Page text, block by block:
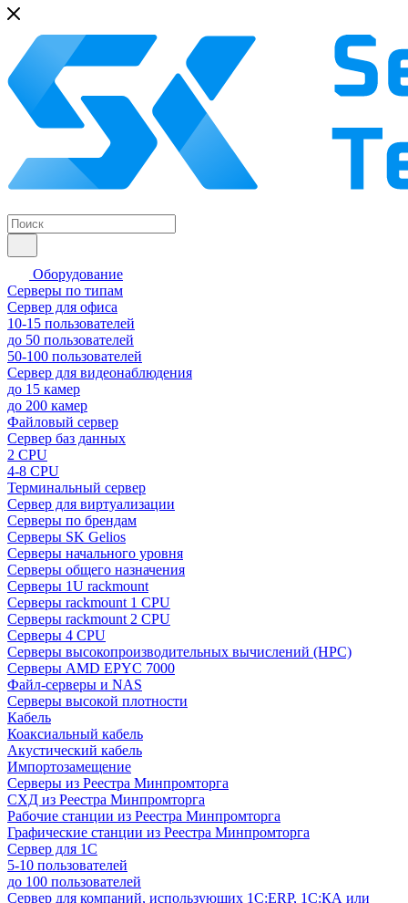
Оборудование
Серверы по типам
Сервер для офиса
10-15 пользователей
до 50 пользователей
50-100 пользователей
Сервер для видеонаблюдения
до 15 камер
до 200 камер
Файловый сервер
Сервер баз данных
2 CPU
4-8 CPU
Терминальный сервер
Сервер для виртуализации
Серверы по брендам
Серверы SK Gelios
Серверы начального уровня
Серверы общего назначения
Серверы 1U rackmount
Серверы rackmount 1 CPU
Серверы rackmount 2 CPU
Серверы 4 CPU
Серверы высокопроизводительных вычислений (HPC)
Серверы AMD EPYC 7000
Файл-серверы и NAS
Серверы высокой плотности
Кабель
Коаксиальный кабель
Акустический кабель
Импортозамещение
Серверы из Реестра Минпромторга
СХД из Реестра Минпромторга
Рабочие станции из Реестра Минпромторга
Графические станции из Реестра Минпромторга
Сервер для 1С
5-10 пользователей
до 100 пользователей
Сервер для компаний, использующих 1C:ERP, 1С:КА или